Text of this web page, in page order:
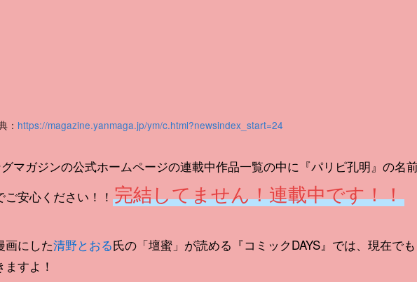
： https://magazine.yanmaga.jp/ym/c.html?newsindex_start=24
マガジンの公式ホームページの連載中作品一覧の中に『パリピ孔明』の名
安心ください！！ 完結してません！連載中です！！
画にした清野とおる氏の「壇蜜」が読める『コミックDAYS』では、現在でも
すよ！